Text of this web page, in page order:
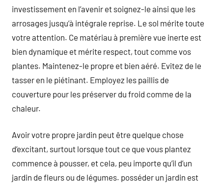
investissement en l’avenir et soignez-le ainsi que les
arrosages jusqu’à intégrale reprise. Le sol mérite toute
votre attention. Ce matériau à première vue inerte est
bien dynamique et mérite respect, tout comme vos
plantes. Maintenez-le propre et bien aéré. Evitez de le
tasser en le piétinant. Employez les paillis de
couverture pour les préserver du froid comme de la
chaleur.
Avoir votre propre jardin peut être quelque chose
d’excitant, surtout lorsque tout ce que vous plantez
commence à pousser, et cela, peu importe qu’il d’un
jardin de fleurs ou de légumes. posséder un jardin est